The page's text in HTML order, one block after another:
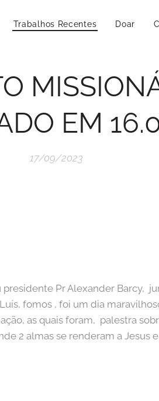
Trabalhos Recentes Doar
EM
17/09/2023
Pr Alexander Barcy,
fomos , foi um dia
as quais foram, palestra
2 almas se renderam a Jesus